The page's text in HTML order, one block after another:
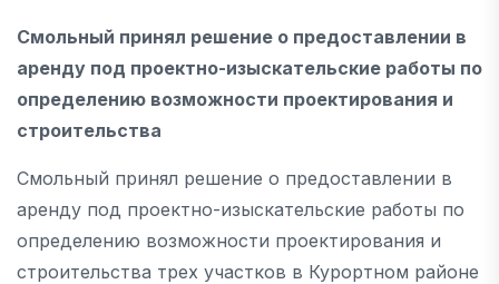
Смольный принял решение о предоставлении в
аренду под проектно-изыскательские работы по
определению возможности проектирования и
строительства
Смольный принял решение о предоставлении в
аренду под проектно-изыскательские работы по
определению возможности проектирования и
строительства трех участков в Курортном районе